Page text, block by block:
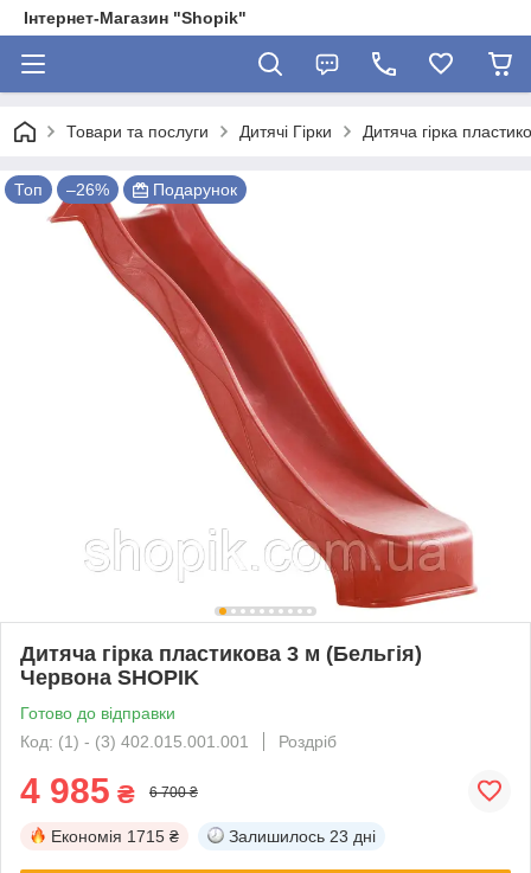
Інтернет-Магазин "Shopik"
Товари та послуги Дитячі Гірки Дитяча гірка
Топ –26% Подарунок
Дитяча гірка пластикова 3 м (Бельгія)
Червона SHOPIK
Готово до відправки
Код: (1) - (3) 402.015.001.001
Роздріб
4 985 ₴ 6 700 ₴
Економія 1715 ₴ Залишилось 23 дні